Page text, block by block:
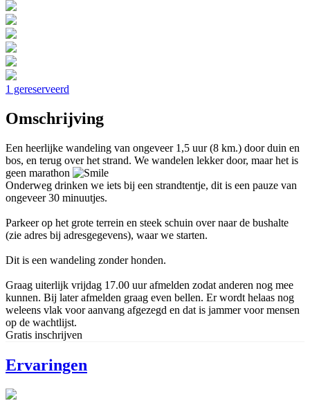
1 gereserveerd
Omschrijving
Een heerlijke wandeling van ongeveer 1,5 uur (8 km.) door duin en
bos, en terug over het strand. We wandelen lekker door, maar het is
geen marathon
Onderweg drinken we iets bij een strandtentje, dit is een pauze van
ongeveer 30 minuutjes.
Parkeer op het grote terrein en steek schuin over naar de bushalte
(zie adres bij adresgegevens), waar we starten.
Dit is een wandeling zonder honden.
Graag uiterlijk vrijdag 17.00 uur afmelden zodat anderen nog mee
kunnen. Bij later afmelden graag even bellen. Er wordt helaas nog
weleens vlak voor aanvang afgezegd en dat is jammer voor mensen
op de wachtlijst.
Gratis inschrijven
Ervaringen